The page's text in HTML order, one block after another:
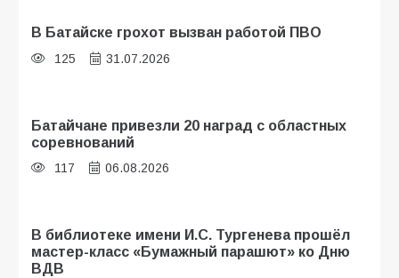
В Батайске грохот вызван работой ПВО
125 31.07.2026
Батайчане привезли 20 наград с областных
соревнований
117 06.08.2026
В библиотеке имени И.С. Тургенева прошёл
мастер-класс «Бумажный парашют» ко Дню
ВДВ